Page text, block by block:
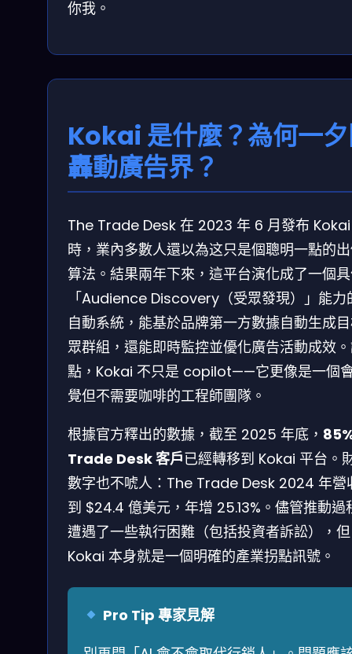
你我。
Kokai 是什麼？為何一
轟動廣告界？
The Trade Desk 在 2023 年 6 月發布 Kokai
時，業內多數人還以為这只是個聰明一點的
算法。結果兩年下來，這平台演化成了一個
「Audience Discovery（受眾發現）」能力
自動系統，能基於品牌第一方數據自動生成
眾群組，還能即時監控並優化廣告活動成效
點，Kokai 不只是 copilot——它更像是一個
覺但不需要咖啡的工程師團隊。
根據官方釋出的數據，截至 2025 年底，
Trade Desk 客戶已經轉移到 Kokai 平台。
數字也不唬人：The Trade Desk 2024 年營
到 $24.4 億美元，年增 25.13%。儘管推動過
遭遇了一些執行困難（包括投資者訴訟），但
Kokai 本身就是一個明確的產業拐點訊號。
Pro Tip 專家見解